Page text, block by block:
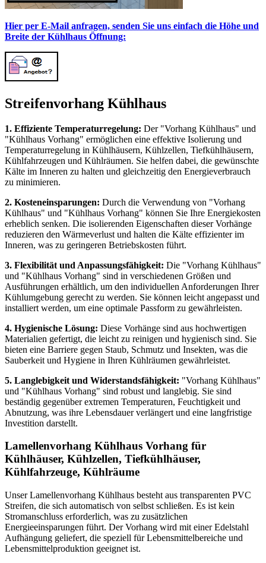
Hier per E-Mail anfragen, senden Sie uns einfach die Höhe und
Breite der Kühlhaus Öffnung:
Streifenvorhang Kühlhaus
1. Effiziente Temperaturregelung: Der "Vorhang Kühlhaus" und
"Kühlhaus Vorhang" ermöglichen eine effektive Isolierung und
Temperaturregelung in Kühlhäusern, Kühlzellen, Tiefkühlhäusern,
Kühlfahrzeugen und Kühlräumen. Sie helfen dabei, die gewünschte
Kälte im Inneren zu halten und gleichzeitig den Energieverbrauch
zu minimieren.
2. Kosteneinsparungen: Durch die Verwendung von "Vorhang
Kühlhaus" und "Kühlhaus Vorhang" können Sie Ihre Energiekosten
erheblich senken. Die isolierenden Eigenschaften dieser Vorhänge
reduzieren den Wärmeverlust und halten die Kälte effizienter im
Inneren, was zu geringeren Betriebskosten führt.
3. Flexibilität und Anpassungsfähigkeit: Die "Vorhang Kühlhaus"
und "Kühlhaus Vorhang" sind in verschiedenen Größen und
Ausführungen erhältlich, um den individuellen Anforderungen Ihrer
Kühlumgebung gerecht zu werden. Sie können leicht angepasst und
installiert werden, um eine optimale Passform zu gewährleisten.
4. Hygienische Lösung: Diese Vorhänge sind aus hochwertigen
Materialien gefertigt, die leicht zu reinigen und hygienisch sind. Sie
bieten eine Barriere gegen Staub, Schmutz und Insekten, was die
Sauberkeit und Hygiene in Ihren Kühlräumen gewährleistet.
5. Langlebigkeit und Widerstandsfähigkeit: "Vorhang Kühlhaus"
und "Kühlhaus Vorhang" sind robust und langlebig. Sie sind
beständig gegenüber extremen Temperaturen, Feuchtigkeit und
Abnutzung, was ihre Lebensdauer verlängert und eine langfristige
Investition darstellt.
Lamellenvorhang Kühlhaus Vorhang für
Kühlhäuser, Kühlzellen, Tiefkühlhäuser,
Kühlfahrzeuge, Kühlräume
Unser Lamellenvorhang Kühlhaus besteht aus transparenten PVC
Streifen, die sich automatisch von selbst schließen. Es ist kein
Stromanschluss erforderlich, was zu zusätzlichen
Energieeinsparungen führt. Der Vorhang wird mit einer Edelstahl
Aufhängung geliefert, die speziell für Lebensmittelbereiche und
Lebensmittelproduktion geeignet ist.